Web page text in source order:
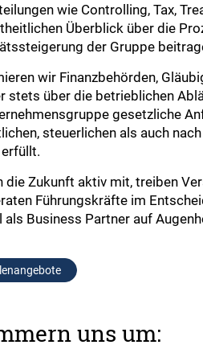
wie Controlling, Tax,
Überblick über die
der Gruppe
wir Finanzbehörden,
stets über die betrieblichen
gesetzliche
steuerlichen als auch
die Zukunft aktiv mit, treiben
Führungskräfte im
Business Partner auf
uns um: